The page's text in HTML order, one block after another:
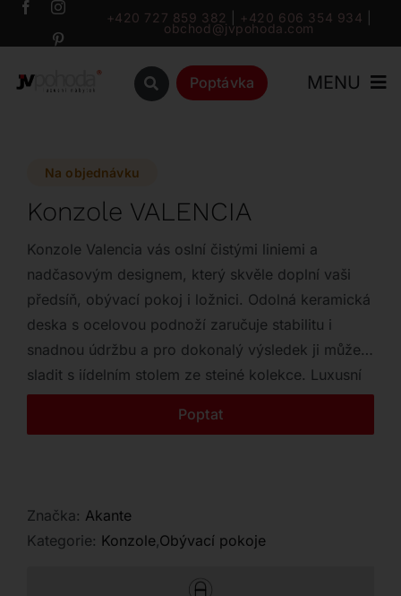
Přeskočit
+420 727 859 382 +420 606 354 934
obchod@jvpohoda.com
Poptávka MENU
Katalog
Značky
Outlet
Kontakt
Na objednávku
Konzole VALENCIA
Konzole Valencia vás oslní čistými liniemi a
nadčasovým designem, který skvěle doplní vaši
předsíň, obývací pokoj i ložnici. Odolná keramická
deska s ocelovou podnoží zaručuje stabilitu i
snadnou údržbu a pro dokonalý výsledek ji můžete
sladit s jídelním stolem ze stejné kolekce. Luxusní
provedení v mnoha odstínech o rozměrech 100 x
38 x 75 cm čeká na vaše doptání.
Poptat
Značka: Akante
Kategorie: Konzole,Obývací pokoje